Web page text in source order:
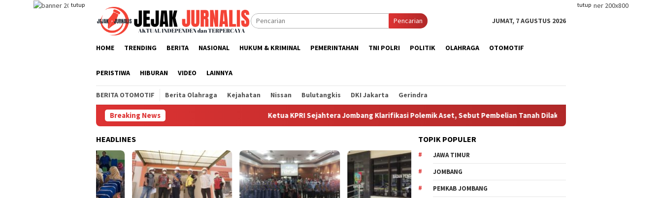
tutup tutup
Pencarian JUMAT, 7 AGUSTUS 2026
HOME TRENDING BERITA NASIONAL HUKUM & KRIMINAL PEMERINTAHAN TNI POLRI POLITIK OLAHRAGA OTOMOTIF
PERISTIWA HIBURAN VIDEO LAINNYA
BERITA OTOMOTIF Berita Olahraga Kejahatan Nissan Bulutangkis DKI Jakarta Gerindra
Breaking News Ketua KPRI Sejahtera Jombang Klarifikasi Polemik Aset, Sebut Pembelian Tanah Dilakukan Manajer Tanpa Persetujuan
HEADLINES TOPIK POPULER
JAWA TIMUR
JOMBANG
PEMKAB JOMBANG